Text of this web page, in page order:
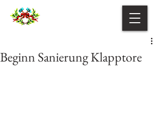
Beginn Sanierung Klapptore